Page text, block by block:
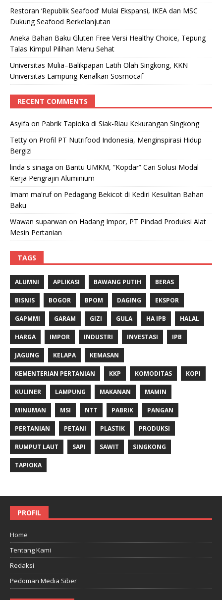
Restoran ‘Republik Seafood’ Mulai Ekspansi, IKEA dan MSC
Dukung Seafood Berkelanjutan
Aneka Bahan Baku Gluten Free Versi Healthy Choice, Tepung
Talas Kimpul Pilihan Menu Sehat
Universitas Mulia–Balikpapan Latih Olah Singkong, KKN
Universitas Lampung Kenalkan Sosmocaf
RECENT COMMENTS
Asyifa on Pabrik Tapioka di Siak-Riau Kekurangan Singkong
Tetty on Profil PT Nutrifood Indonesia, Menginspirasi Hidup
Bergizi
linda s sinaga on Bantu UMKM, “Kopdar” Cari Solusi Modal
Kerja Pengrajin Aluminium
Imam ma'rufon Pedagang Bekicot di Kediri Kesulitan Bahan
Baku
Wawan suparwan on Hadang Impor, PT Pindad Produksi Alat
Mesin Pertanian
TAGS
ALUMNI APLIKASI BAWANG PUTIH BERAS
BISNIS BOGOR BPOM DAGING EKSPOR
GAPMMI GARAM GIZI GULA HA IPB HALAL
HARGA IMPOR INDUSTRI INVESTASI IPB
JAGUNG KELAPA KEMASAN
KEMENTERIAN PERTANIAN KKP KOMODITAS KOPI
KULINER LAMPUNG MAKANAN MAMIN
MINUMAN MSI NTT PABRIK PANGAN
PERTANIAN PETANI PLASTIK PRODUKSI
RUMPUT LAUT SAPI SAWIT SINGKONG
TAPIOKA
PROFIL
Home
Tentang Kami
Redaksi
Pedoman Media Siber